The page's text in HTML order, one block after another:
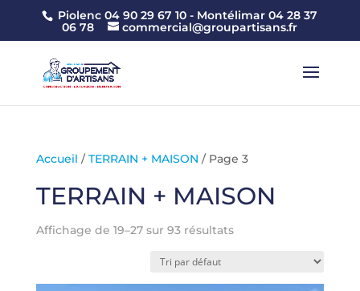
Piolenc 04 90 29 67 10 - Montélimar 04 28 37
06 78
commercial@groupartisans.fr
Accueil /TERRAIN + MAISON / Page 3
TERRAIN + MAISON
Affichage de 19–27 sur 93 résultats